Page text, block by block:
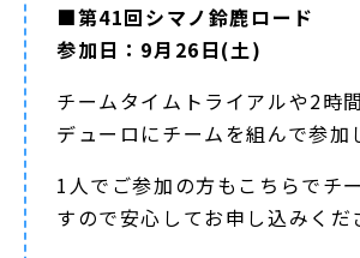
■第41回シマノ鈴鹿ロード
参加日：9月26日(土)
チームタイムトライアルや2時
デューロにチームを組んで参加
1人でご参加の方もこちらでチ
すので安心してお申し込みくだ